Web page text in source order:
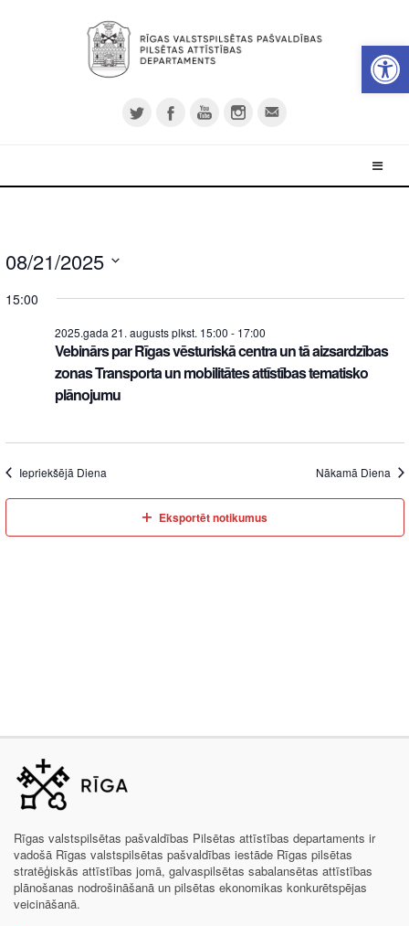
08/21/2025
date.
15:00
2025.gada 21. augusts plkst. 15:00 - 17:00
Vebinārs par Rīgas vēsturiskā centra un tā aizsardzības
zonas Transporta un mobilitātes attīstības tematisko
plānojumu
Iepriekšējā Diena Nākamā Diena
Eksportēt notikumus
Rīgas valstspilsētas pašvaldības Pilsētas attīstības departaments ir
vadošā Rīgas valstspilsētas pašvaldības iestāde Rīgas pilsētas
stratēģiskās attīstības jomā, galvaspilsētas sabalansētas attīstības
plānošanas nodrošināšanā un pilsētas ekonomikas konkurētspējas
veicināšanā.